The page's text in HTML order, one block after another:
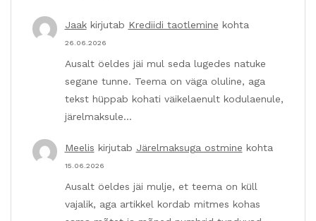
Jaakkirjutab Krediidi taotlemine kohta
26.06.2026
Ausalt öeldes jäi mul seda lugedes natuke
segane tunne. Teema on väga oluline, aga
tekst hüppab kohati väikelaenult kodulaenule,
järelmaksule…
Meelis kirjutab Järelmaksuga ostmine kohta
15.06.2026
Ausalt öeldes jäi mulje, et teema on küll
vajalik, aga artikkel kordab mitmes kohas